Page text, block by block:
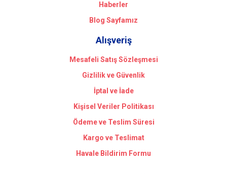
Haberler
Blog Sayfamız
Alışveriş
Mesafeli Satış Sözleşmesi
Gizlilik ve Güvenlik
İptal ve İade
Kişisel Veriler Politikası
Ödeme ve Teslim Süresi
Kargo ve Teslimat
Havale Bildirim Formu